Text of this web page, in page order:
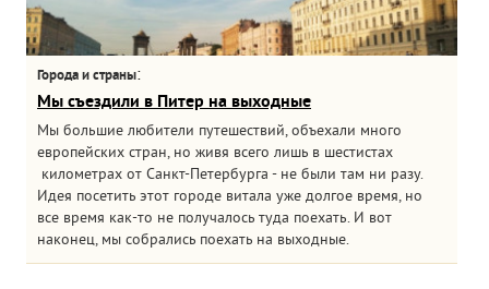
Города и страны:
Мы съездили в Питер на выходные
Мы большие любители путешествий, объехали много
европейских стран, но живя всего лишь в шестистах
километрах от Санкт-Петербурга - не были там ни разу.
Идея посетить этот городе витала уже долгое время, но
все время как-то не получалось туда поехать. И вот
наконец, мы собрались поехать на выходные.